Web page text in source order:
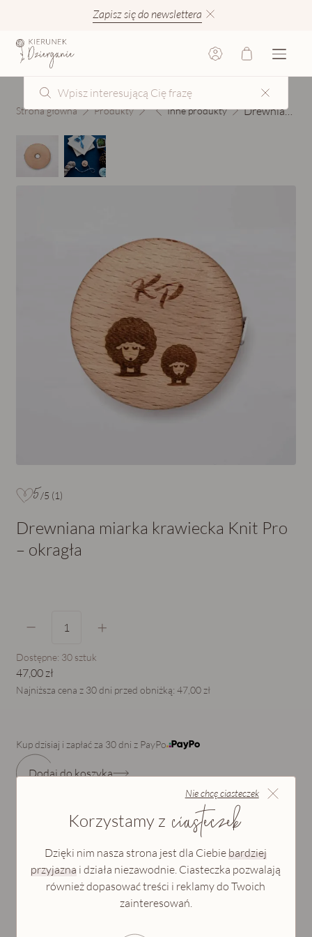
Zapisz się do newslettera
Strona główna Produkty Inne produkty Drewniana miarka krawiecka Knit Pro – okragła
5/5 (1 )
Drewniana miarka krawiecka Knit Pro
– okragła
Dostępne: 30 sztuk
47,00 zł
Najniższa cena z 30 dni przed obniżką:47,00 zł
Kup dzisiaj i zapłać za 30 dni z PayPo
Dodaj do koszyka
Darmowy zwrot do 14 dni
Nie chcę ciasteczek
Korzystamy z ciasteczek
Dzięki nim nasza strona jest dla Ciebie bardziej
przyjazna i działa niezawodnie. Ciasteczka pozwalają
również dopasować treści i reklamy do Twoich
zainteresowań.